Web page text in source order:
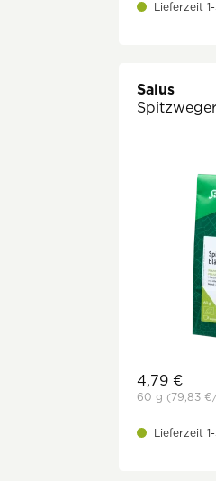
Lieferzeit
Salus
4,79 €
60 g (79,83 €
Lieferzeit